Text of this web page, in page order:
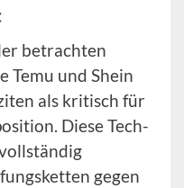
betrachten
Temu und Shein
als kritisch für
Diese Tech-
gegen